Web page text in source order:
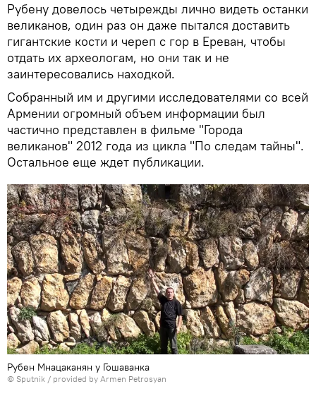
Рубену довелось четырежды лично видеть останки
великанов, один раз он даже пытался доставить
гигантские кости и череп с гор в Ереван, чтобы
отдать их археологам, но они так и не
заинтересовались находкой.
Собранный им и другими исследователями со всей
Армении огромный объем информации был
частично представлен в фильме "Города
великанов" 2012 года из цикла "По следам тайны".
Остальное еще ждет публикации.
Рубен Мнацаканян у Гошаванка
© Sputnik / provided by Armen Petrosyan